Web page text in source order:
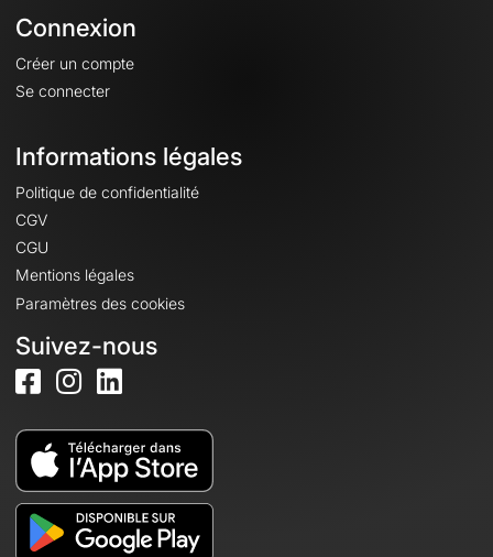
Connexion
Créer un compte
Se connecter
Informations légales
Politique de confidentialité
CGV
CGU
Mentions légales
Paramètres des cookies
Suivez-nous